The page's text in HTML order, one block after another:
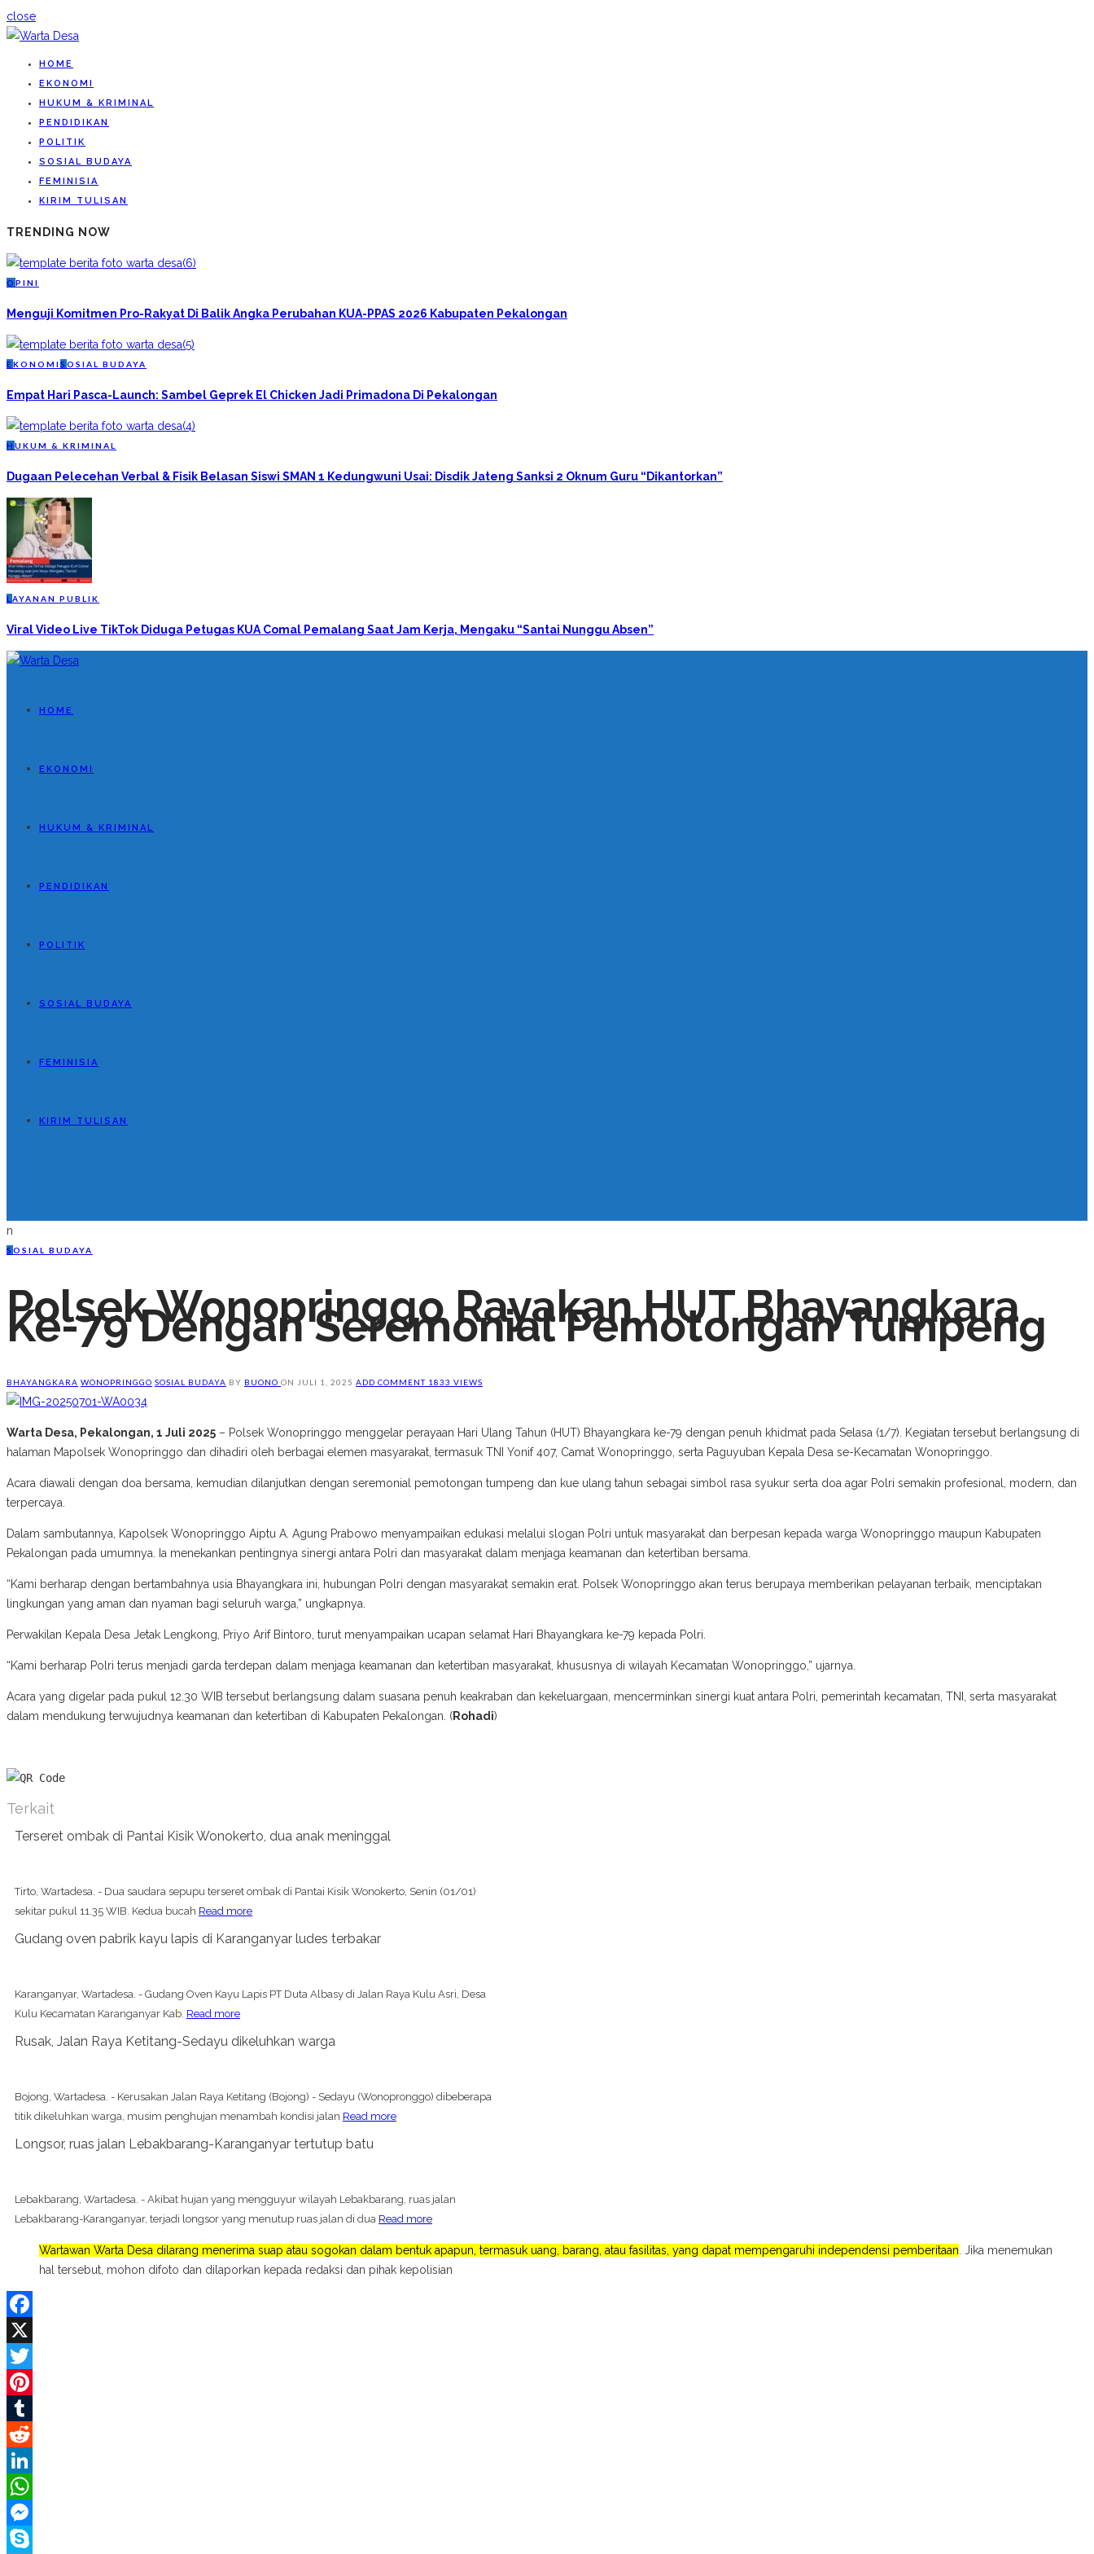
close
HOME
EKONOMI
HUKUM & KRIMINAL
PENDIDIKAN
POLITIK
SOSIAL BUDAYA
FEMINISIA
KIRIM TULISAN
TRENDING NOW
O PINI
Menguji Komitmen Pro-Rakyat Di Balik Angka Perubahan KUA-PPAS 2026 Kabupaten Pekalongan
EKONOMI S OSIAL BUDAYA
Empat Hari Pasca-Launch: Sambel Geprek El Chicken Jadi Primadona Di Pekalongan
H UKUM & KRIMINAL
Dugaan Pelecehan Verbal & Fisik Belasan Siswi SMAN 1 Kedungwuni Usai: Disdik Jateng Sanksi 2 Oknum Guru “Dikantorkan”
L AYANAN PUBLIK
Viral Video Live TikTok Diduga Petugas KUA Comal Pemalang Saat Jam Kerja, Mengaku “Santai Nunggu Absen”
HOME
EKONOMI
HUKUM & KRIMINAL
PENDIDIKAN
POLITIK
SOSIAL BUDAYA
FEMINISIA
KIRIM TULISAN
n
S OSIAL BUDAYA
Polsek Wonopringgo Rayakan HUT Bhayangkara
Ke-79 Dengan Seremonial Pemotongan Tumpeng
BHAYANGKARA WONOPRINGGO SOSIAL BUDAYA BY BUONO ON JULI 1, 2025 ADD COMMENT 1833 VIEWS
Warta Desa, Pekalongan, 1 Juli 2025 – Polsek Wonopringgo menggelar perayaan Hari Ulang Tahun (HUT) Bhayangkara ke-79 dengan penuh khidmat pada Selasa (1/7). Kegiatan tersebut berlangsung di
halaman Mapolsek Wonopringgo dan dihadiri oleh berbagai elemen masyarakat, termasuk TNI Yonif 407, Camat Wonopringgo, serta Paguyuban Kepala Desa se-Kecamatan Wonopringgo.
Acara diawali dengan doa bersama, kemudian dilanjutkan dengan seremonial pemotongan tumpeng dan kue ulang tahun sebagai simbol rasa syukur serta doa agar Polri semakin profesional, modern, dan
terpercaya.
Dalam sambutannya, Kapolsek Wonopringgo Aiptu A. Agung Prabowo menyampaikan edukasi melalui slogan Polri untuk masyarakat dan berpesan kepada warga Wonopringgo maupun Kabupaten
Pekalongan pada umumnya. Ia menekankan pentingnya sinergi antara Polri dan masyarakat dalam menjaga keamanan dan ketertiban bersama.
“Kami berharap dengan bertambahnya usia Bhayangkara ini, hubungan Polri dengan masyarakat semakin erat. Polsek Wonopringgo akan terus berupaya memberikan pelayanan terbaik, menciptakan
lingkungan yang aman dan nyaman bagi seluruh warga,” ungkapnya.
Perwakilan Kepala Desa Jetak Lengkong, Priyo Arif Bintoro, turut menyampaikan ucapan selamat Hari Bhayangkara ke-79 kepada Polri.
“Kami berharap Polri terus menjadi garda terdepan dalam menjaga keamanan dan ketertiban masyarakat, khususnya di wilayah Kecamatan Wonopringgo,” ujarnya.
Acara yang digelar pada pukul 12.30 WIB tersebut berlangsung dalam suasana penuh keakraban dan kekeluargaan, mencerminkan sinergi kuat antara Polri, pemerintah kecamatan, TNI, serta masyarakat
dalam mendukung terwujudnya keamanan dan ketertiban di Kabupaten Pekalongan. (Rohadi)
Terkait
Terseret ombak di Pantai Kisik Wonokerto, dua anak meninggal
Tirto, Wartadesa. - Dua saudara sepupu terseret ombak di Pantai Kisik Wonokerto, Senin (01/01)
sekitar pukul 11.35 WIB. Kedua bucah Read more
Gudang oven pabrik kayu lapis di Karanganyar ludes terbakar
Karanganyar, Wartadesa. - Gudang Oven Kayu Lapis PT Duta Albasy di Jalan Raya Kulu Asri, Desa
Kulu Kecamatan Karanganyar Kab. Read more
Rusak, Jalan Raya Ketitang-Sedayu dikeluhkan warga
Bojong, Wartadesa. - Kerusakan Jalan Raya Ketitang (Bojong) - Sedayu (Wonopronggo) dibeberapa
titik dikeluhkan warga, musim penghujan menambah kondisi jalan Read more
Longsor, ruas jalan Lebakbarang-Karanganyar tertutup batu
Lebakbarang, Wartadesa. - Akibat hujan yang mengguyur wilayah Lebakbarang, ruas jalan
Lebakbarang-Karanganyar, terjadi longsor yang menutup ruas jalan di dua Read more
Wartawan Warta Desa dilarang menerima suap atau sogokan dalam bentuk apapun, termasuk uang, barang, atau fasilitas, yang dapat mempengaruhi independensi pemberitaan . Jika menemukan
hal tersebut, mohon difoto dan dilaporkan kepada redaksi dan pihak kepolisian
Facebook
X
Twitter
Pinterest
Tumblr
Reddit
LinkedIn
WhatsApp
Messenger